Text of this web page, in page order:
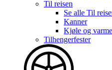
Til reisen
Se alle Til
Kanner
Kjøle og
Tilhengerfester